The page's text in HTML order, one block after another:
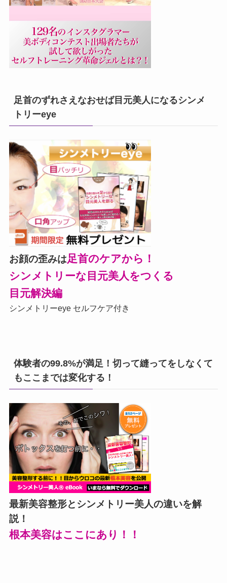
足首のずれさえなおせば目元美人になるシンメ
トリーeye
お顔の歪みは足首のケアから！
シンメトリーな目元美人をつくる
目元解決編
シンメトリーeye セルフケア付き
体験者の99.8%が満足！切って縫ってをしなくて
もここまでは変化する！
最新美容整形とシンメトリー美人の違いを解
説！
根本美容はここにあり！！